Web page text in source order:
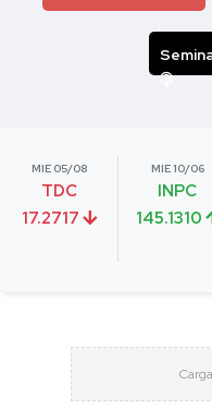
MIE 05/08
TDC
17.2717
MIE 10/06
INPC
145.1310